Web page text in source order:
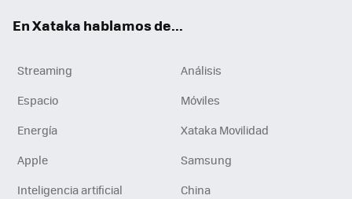
En Xataka hablamos de...
Streaming
Análisis
Espacio
Móviles
Energía
Xataka Movilidad
Apple
Samsung
Inteligencia artificial
China